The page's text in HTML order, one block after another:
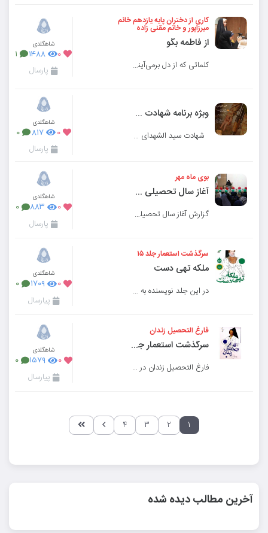
کاری از دختران پایه یازدهم خانم
میرزاپور و خانم مقنی زاده
از فاطمه بگو
کلماتی که از دل برمی‌آیند، بر دل هم می‌نشینند...
شاهگلدی
۰ ۱۴۸۸ ۱
پارسال
وبژه برنامه شهادت سید حسن نصرالله
شهادت سید الشهدای جبهه مقاومت، سید حسن نصرالله، دبیر کل حزب الله لبنان را &n
شاهگلدی
۰ ۸۱۷ ۰
پارسال
بوی ماه مهر
آغاز سال تحصیلی 1404-1403
گزارش آغاز سال تحصیلی جدید در مدرسه
شاهگلدی
۰ ۸۸۳ ۰
پارسال
سرگذشت استعمار جلد ۱۵
ملکه تهی دست
در این جلد نویسنده به چگونگی نفوذ استعمارگران در کشورهای آسیای شرقی وهمچنین کشورهای آمریکای لاتین می
شاهگلدی
۰ ۱۷۰۹ ۰
پیارسال
فارغ التحصیل زندان
سرگذشت استعمار جلد۱۴
فارغ التحصیل زندان در این جلد چگونگی نفوذ استعمار در قاره آفریقا را مورد بررسی قرار می دهد.
شاهگلدی
۰ ۱۵۷۹ ۰
پیارسال
۱ ۲ ۳ ۴
آخرین مطالب دیده شده